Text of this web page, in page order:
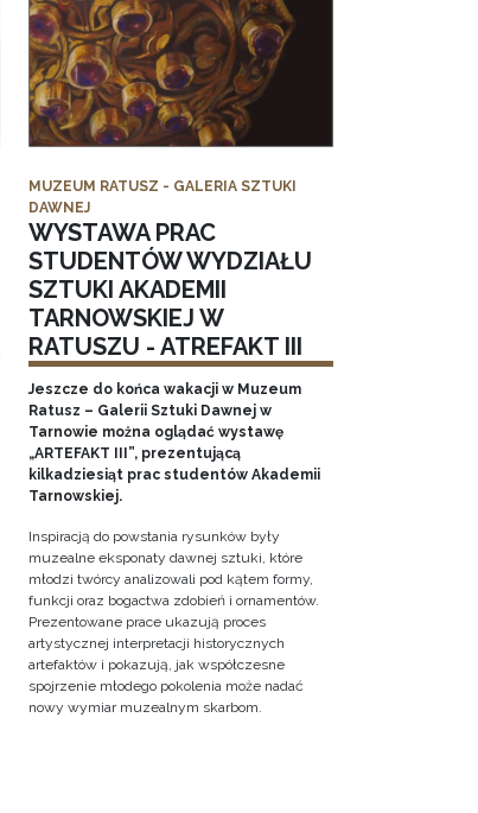
MUZEUM RATUSZ - GALERIA SZTUKI
DAWNEJ
WYSTAWA PRAC
STUDENTÓW WYDZIAŁU
SZTUKI AKADEMII
TARNOWSKIEJ W
RATUSZU - ATREFAKT III
Jeszcze do końca wakacji w Muzeum
Ratusz – Galerii Sztuki Dawnej w
Tarnowie można oglądać wystawę
„ARTEFAKT III”, prezentującą
kilkadziesiąt prac studentów Akademii
Tarnowskiej.
Inspiracją do powstania rysunków były
muzealne eksponaty dawnej sztuki, które
młodzi twórcy analizowali pod kątem formy,
funkcji oraz bogactwa zdobień i ornamentów.
Prezentowane prace ukazują proces
artystycznej interpretacji historycznych
artefaktów i pokazują, jak współczesne
spojrzenie młodego pokolenia może nadać
nowy wymiar muzealnym skarbom.